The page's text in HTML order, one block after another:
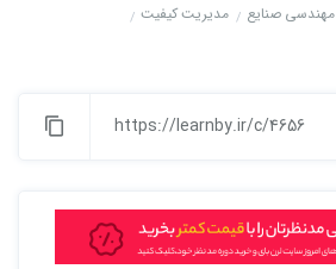
مهندسی صنایع
مدیریت کیفیت
https://learnby.ir/c/4656